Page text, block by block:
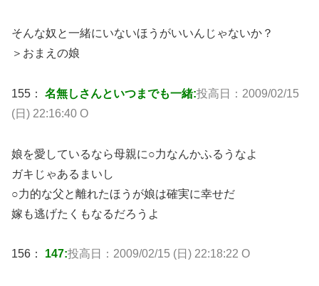
そんな奴と一緒にいないほうがいいんじゃないか？
＞おまえの娘
155： 名無しさんといつまでも一緒:投高日：2009/02/15
(日) 22:16:40 O
娘を愛しているなら母親に○力なんかふるうなよ
ガキじゃあるまいし
○力的な父と離れたほうが娘は確実に幸せだ
嫁も逃げたくもなるだろうよ
156： 147:投高日：2009/02/15 (日) 22:18:22 O